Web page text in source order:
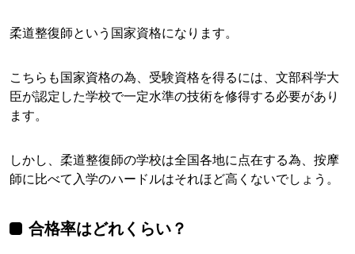
柔道整復師という国家資格になります。
こちらも国家資格の為、受験資格を得るには、文部科学大
臣が認定した学校で一定水準の技術を修得する必要があり
ます。
しかし、柔道整復師の学校は全国各地に点在する為、按摩
師に比べて入学のハードルはそれほど高くないでしょう。
合格率はどれくらい？